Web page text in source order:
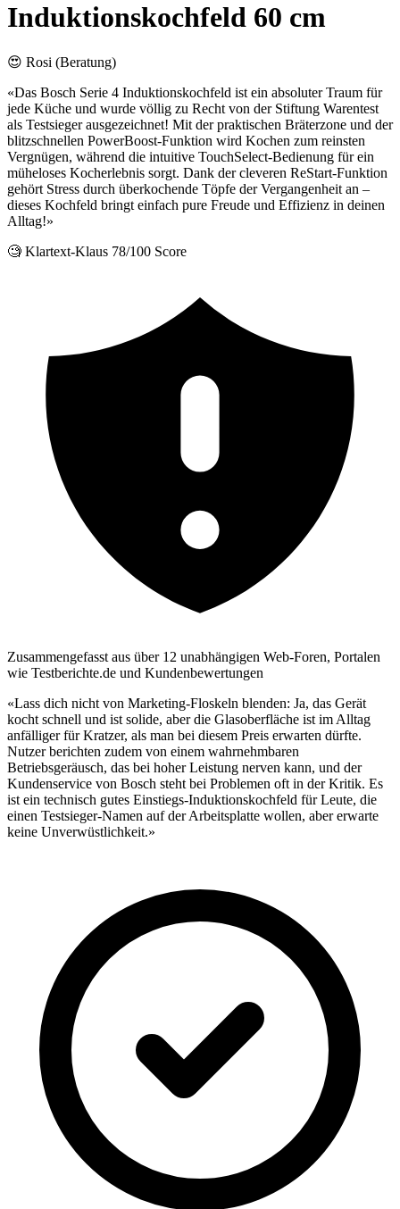
Induktionskochfeld 60 cm
😍 Rosi (Beratung)
«Das Bosch Serie 4 Induktionskochfeld ist ein absoluter Traum für
jede Küche und wurde völlig zu Recht von der Stiftung Warentest
als Testsieger ausgezeichnet! Mit der praktischen Bräterzone und der
blitzschnellen PowerBoost-Funktion wird Kochen zum reinsten
Vergnügen, während die intuitive TouchSelect-Bedienung für ein
müheloses Kocherlebnis sorgt. Dank der cleveren ReStart-Funktion
gehört Stress durch überkochende Töpfe der Vergangenheit an –
dieses Kochfeld bringt einfach pure Freude und Effizienz in deinen
Alltag!»
🧐 Klartext-Klaus 78/100 Score
Zusammengefasst aus über 12 unabhängigen Web-Foren, Portalen
wie Testberichte.de und Kundenbewertungen
«Lass dich nicht von Marketing-Floskeln blenden: Ja, das Gerät
kocht schnell und ist solide, aber die Glasoberfläche ist im Alltag
anfälliger für Kratzer, als man bei diesem Preis erwarten dürfte.
Nutzer berichten zudem von einem wahrnehmbaren
Betriebsgeräusch, das bei hoher Leistung nerven kann, und der
Kundenservice von Bosch steht bei Problemen oft in der Kritik. Es
ist ein technisch gutes Einstiegs-Induktionskochfeld für Leute, die
einen Testsieger-Namen auf der Arbeitsplatte wollen, aber erwarte
keine Unverwüstlichkeit.»